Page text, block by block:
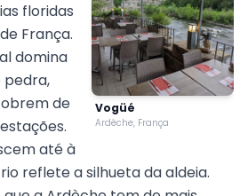
Vogüé
Ardèche, França
floridas
França.
domina
pedra,
de
até à
reflete a silhueta da aldeia.